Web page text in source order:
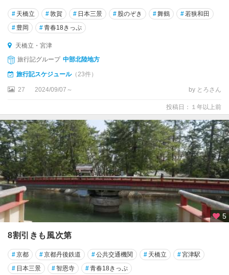
丹
後
半
島
舞
鶴
橋
立
・
宮
津
# 天橋立 #敦賀 # 日本三景 # 股のぞき #舞鶴 #若狭和田
# 豊岡 #青春18きっぷ
天橋立・宮津
旅行記グループ 中部北陸地方
旅行記スケジュール（23件）
27 2024/09/07～ by とろさん
投稿日：１年以上前
5
8割引きも風次第
#京都 #京都丹後鉄道 #公共交通機関 # 天橋立 #宮津駅
# 日本三景 #智恩寺 #青春18きっぷ